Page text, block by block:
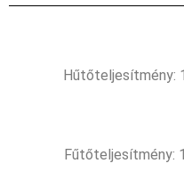
Hűtőteljesítmény:
Fűtőteljesítmény: